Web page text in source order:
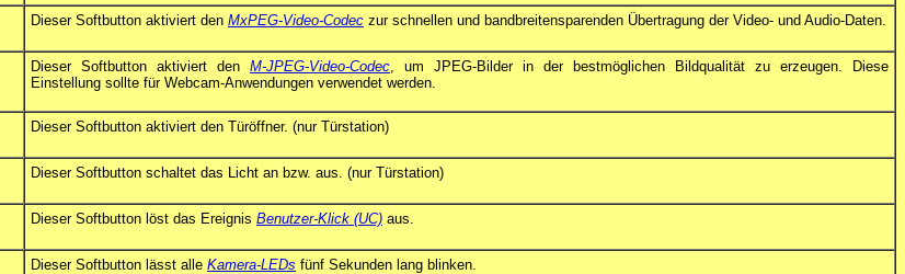
Dieser Softbutton aktiviert den MxPEG-Video-Codec zur schnellen und bandbreitensparenden Übertragung der Video- und Audio-Daten.
Dieser Softbutton aktiviert den M-JPEG-Video-Codec , um JPEG-Bilder in der bestmöglichen Bildqualität zu erzeugen. Diese
Einstellung sollte für Webcam-Anwendungen verwendet werden.
Dieser Softbutton aktiviert den Türöffner. (nur Türstation)
Dieser Softbutton schaltet das Licht an bzw. aus. (nur Türstation)
Dieser Softbutton löst das Ereignis Benutzer-Klick (UC) aus.
Dieser Softbutton lässt alle Kamera-LEDs fünf Sekunden lang blinken.